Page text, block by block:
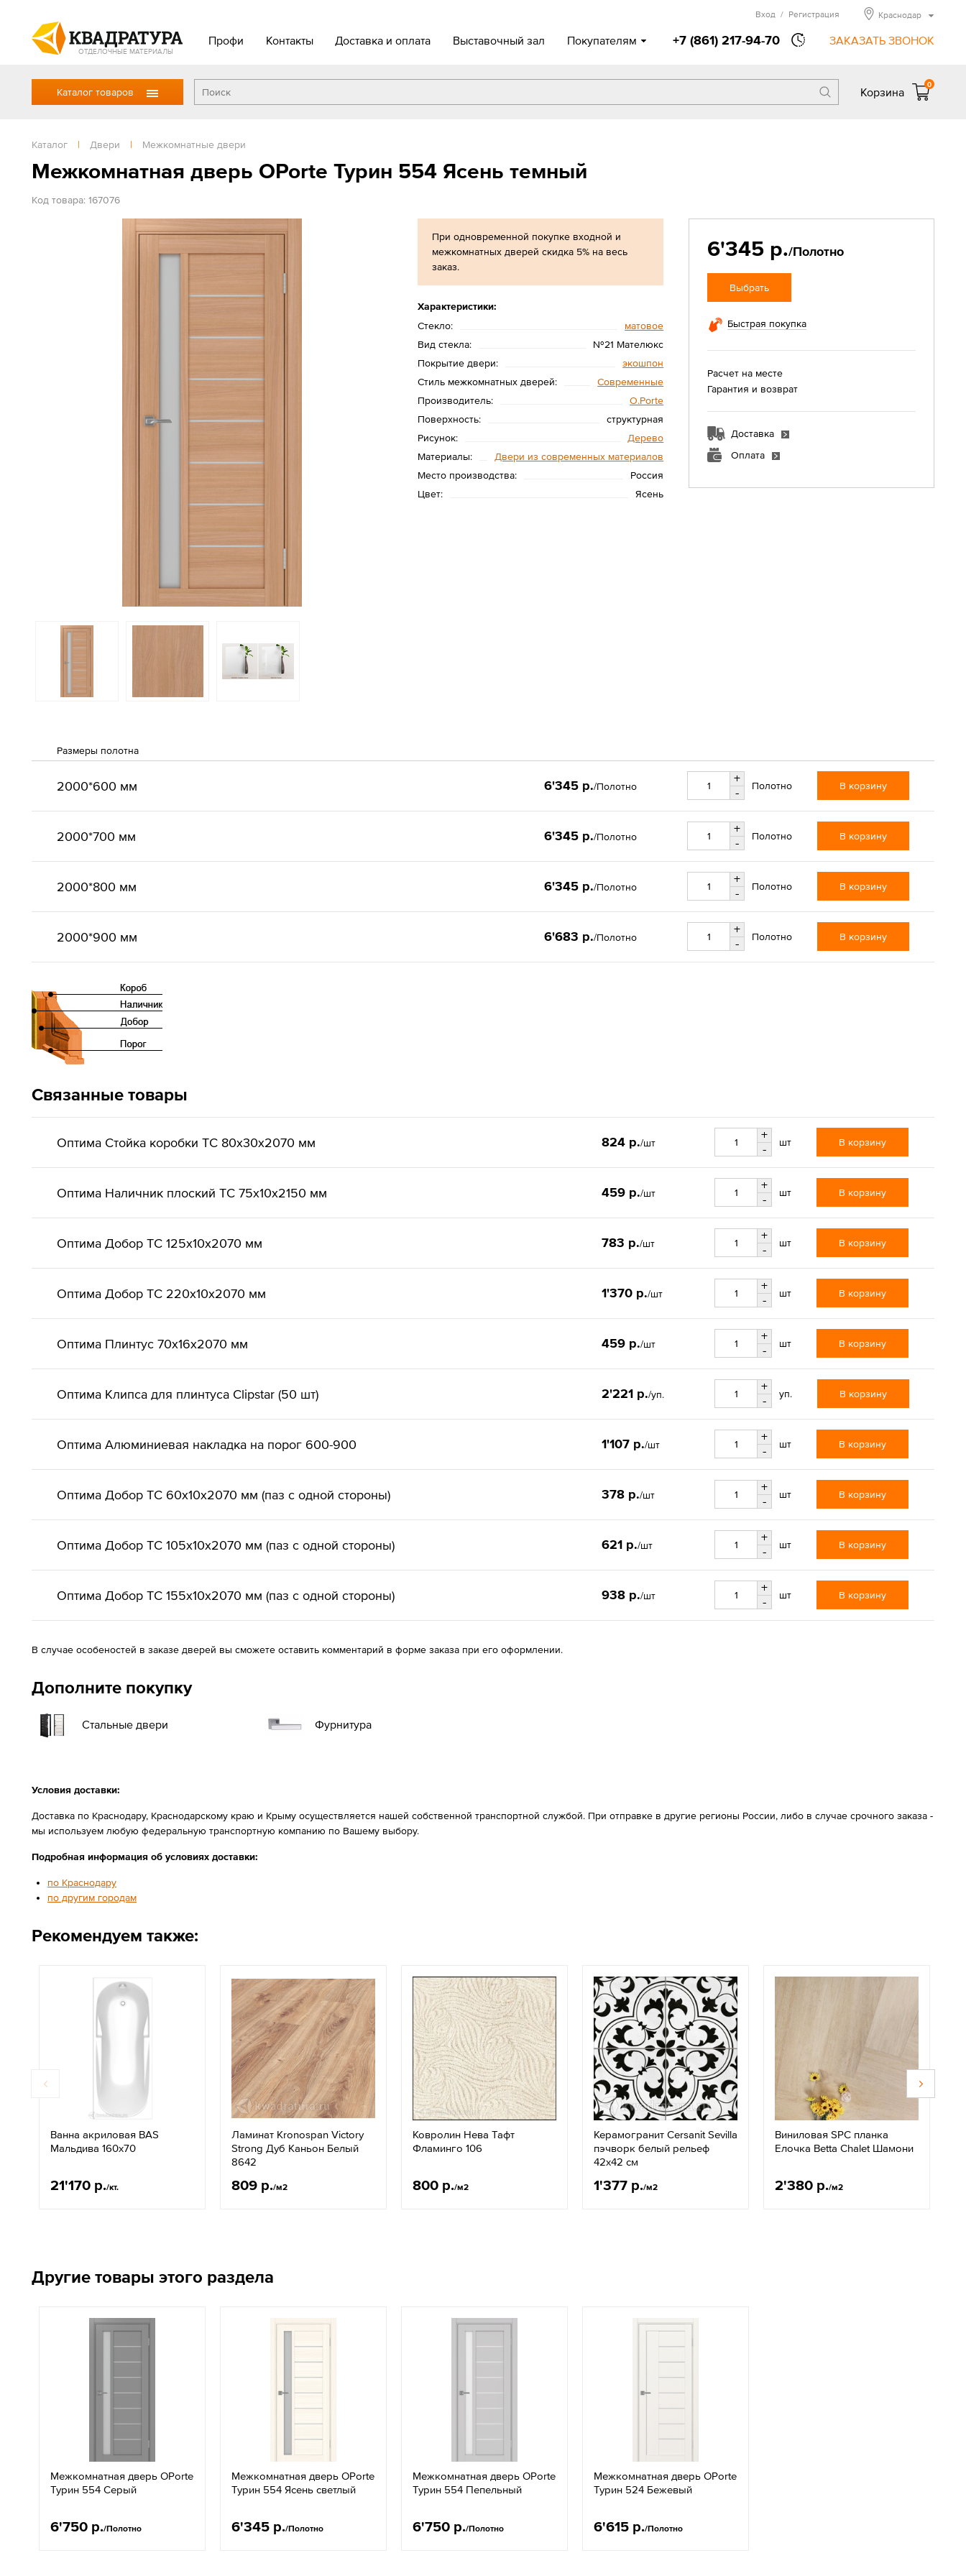
ОТДЕЛОЧНЫЕ МАТЕРИАЛЫ
Профи Контакты Доставка и оплата Выставочный зал Покупателям +7 (861) 217-94-70 ЗАКАЗАТЬ ЗВОНОК
Вход / Регистрация Краснодар
Каталог товаров Корзина
0
Каталог | Двери | Межкомнатные двери
Межкомнатная дверь OPorte Турин 554 Ясень темный
Код товара: 167076
При одновременной покупке входной и
межкомнатных дверей скидка 5% на весь
заказ.
Характеристики:
Стекло:
матовое
Вид стекла:
№21 Мателюкс
Покрытие двери:
экошпон
Стиль межкомнатных дверей:
Современные
Производитель:
O.Porte
Поверхность:
структурная
Рисунок:
Дерево
Материалы:
Двери из современных материалов
Место производства:
Россия
Цвет:
Ясень
6'345 р./Полотно
Выбрать
Быстрая покупка
Расчет на месте
Гарантия и возврат
Доставка
Оплата
Размеры полотна
2000*600 мм 6'345 р./Полотно
+
-
Полотно В корзину
2000*700 мм 6'345 р./Полотно
+
-
Полотно В корзину
2000*800 мм 6'345 р./Полотно
+
-
Полотно В корзину
2000*900 мм 6'683 р./Полотно
+
-
Полотно В корзину
Связанные товары
Оптима Стойка коробки ТС 80х30х2070 мм 824 р./шт
+
-
шт В корзину
Оптима Наличник плоский ТС 75х10х2150 мм 459 р./шт
+
-
шт В корзину
Оптима Добор ТС 125х10х2070 мм 783 р./шт
+
-
шт В корзину
Оптима Добор ТС 220х10х2070 мм 1'370 р./шт
+
-
шт В корзину
Оптима Плинтус 70х16х2070 мм 459 р./шт
+
-
шт В корзину
Оптима Клипса для плинтуса Clipstar (50 шт) 2'221 р./уп.
+
-
уп. В корзину
Оптима Алюминиевая накладка на порог 600-900 1'107 р./шт
+
-
шт В корзину
Оптима Добор ТС 60х10х2070 мм (паз с одной стороны) 378 р./шт
+
-
шт В корзину
Оптима Добор ТС 105х10х2070 мм (паз с одной стороны) 621 р./шт
+
-
шт В корзину
Оптима Добор ТС 155х10х2070 мм (паз с одной стороны) 938 р./шт
+
-
шт В корзину
В случае особеностей в заказе дверей вы сможете оставить комментарий в форме заказа при его оформлении.
Дополните покупку
Стальные двери Фурнитура
Условия доставки:
Доставка по Краснодару, Краснодарскому краю и Крыму осуществляется нашей собственной транспортной службой. При отправке в другие регионы России, либо в случае срочного заказа -
мы используем любую федеральную транспортную компанию по Вашему выбору.
Подробная информация об условиях доставки:
по Краснодару
по другим городам
Рекомендуем также:
Ванна акриловая BAS
Мальдива 160х70
21'170 р./кт.
Ламинат Kronospan Victory
Strong Дуб Каньон Белый
8642
809 р./м2
Ковролин Нева Тафт
Фламинго 106
800 р./м2
Керамогранит Cersanit Sevilla
пэчворк белый рельеф
42x42 см
1'377 р./м2
Виниловая SPC планка
Елочка Betta Chalet Шамони
2'380 р./м2
Другие товары этого раздела
Межкомнатная дверь OPorte
Турин 554 Серый
6'750 р./Полотно
Межкомнатная дверь OPorte
Турин 554 Ясень светлый
6'345 р./Полотно
Межкомнатная дверь OPorte
Турин 554 Пепельный
6'750 р./Полотно
Межкомнатная дверь OPorte
Турин 524 Бежевый
6'615 р./Полотно